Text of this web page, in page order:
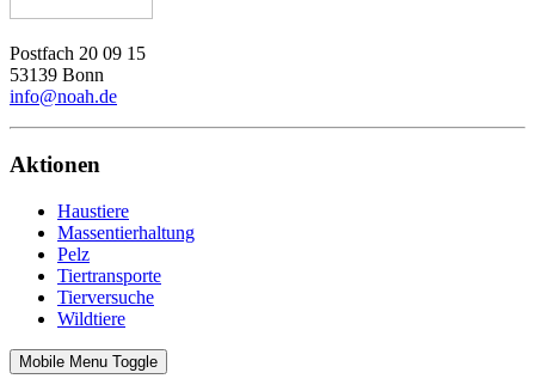
Postfach 20 09 15
53139 Bonn
info@noah.de
Aktionen
Haustiere
Massentierhaltung
Pelz
Tiertransporte
Tierversuche
Wildtiere
Mobile Menu Toggle